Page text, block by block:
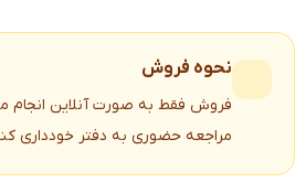
نحوه فروش
فروش فقط به صورت آنلاین انجام
مراجعه حضوری به دفتر خودداری